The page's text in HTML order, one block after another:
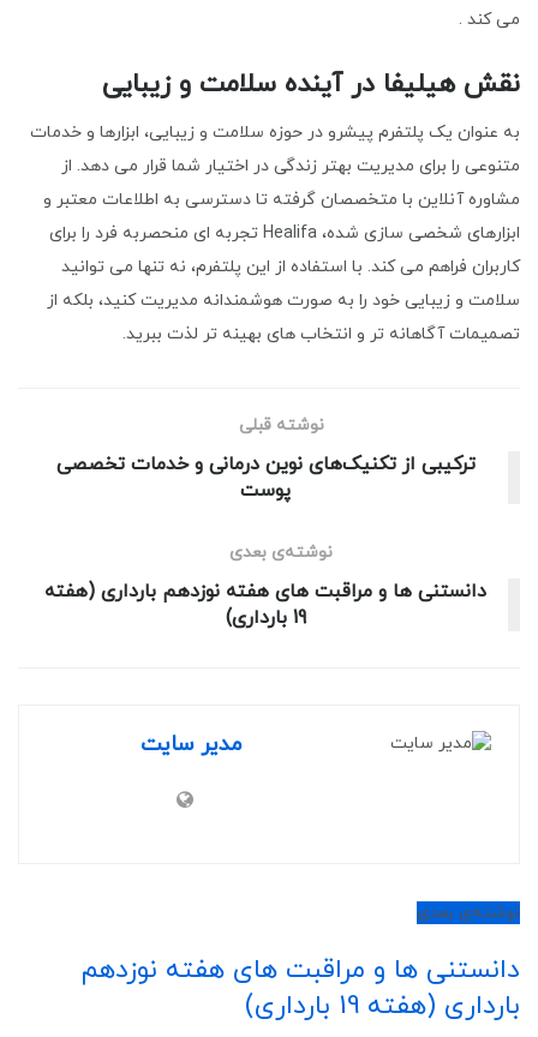
می کند .
نقش هیلیفا در آینده سلامت و زیبایی
به عنوان یک پلتفرم پیشرو در حوزه سلامت و زیبایی، ابزارها و خدمات
متنوعی را برای مدیریت بهتر زندگی در اختیار شما قرار می دهد. از
مشاوره آنلاین با متخصصان گرفته تا دسترسی به اطلاعات معتبر و
ابزارهای شخصی سازی شده، Healifa تجربه ای منحصربه فرد را برای
کاربران فراهم می کند. با استفاده از این پلتفرم، نه تنها می توانید
سلامت و زیبایی خود را به صورت هوشمندانه مدیریت کنید، بلکه از
تصمیمات آگاهانه تر و انتخاب های بهینه تر لذت ببرید.
نوشته قبلی
ترکیبی از تکنیک‌های نوین درمانی و خدمات تخصصی
پوست
نوشته‌ی بعدی
دانستنی ها و مراقبت های هفته نوزدهم بارداری (هفته
19 بارداری)
مدیر سایت
نوشته‌ی بعدی
دانستنی ها و مراقبت های هفته نوزدهم
بارداری (هفته 19 بارداری)